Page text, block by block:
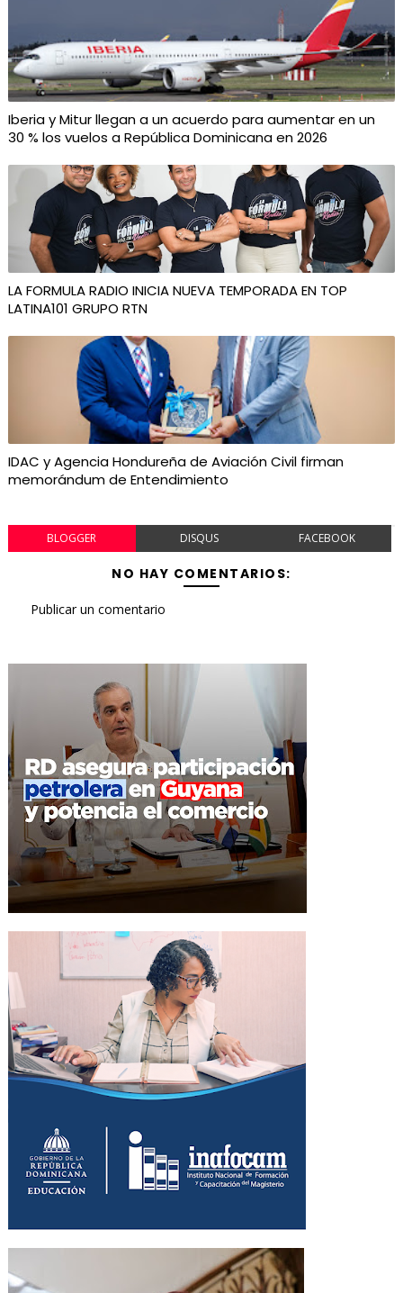
Iberia y Mitur llegan a un acuerdo para aumentar en un
30 % los vuelos a República Dominicana en 2026
LA FORMULA RADIO INICIA NUEVA TEMPORADA EN TOP
LATINA101 GRUPO RTN
IDAC y Agencia Hondureña de Aviación Civil firman
memorándum de Entendimiento
BLOGGER DISQUS FACEBOOK
NO HAY COMENTARIOS:
Publicar un comentario